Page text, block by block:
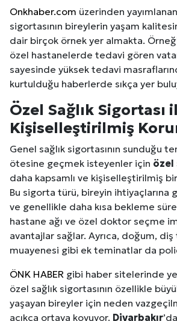
Onkhaber.com üzerinden
sigortasının bireylerin yaşam
dair birçok örnek yer almakta.
özel hastanelerde tedavi gören
sayesinde yüksek tedavi
kurtulduğu haberlerde sıkça yer
Özel Sağlık Sigortası
Kişiselleştirilmiş
Genel sağlık sigortasının sunduğu
ötesine geçmek isteyenler için özel
daha kapsamlı ve kişiselleştirilmiş
Bu sigorta türü, bireyin ihtiyaçlarına
ve genellikle daha kısa bekleme
hastane ağı ve özel doktor seçme
avantajlar sağlar. Ayrıca, doğum,
muayenesi gibi ek teminatlar da
ÖNK HABER gibi haber sitelerinde
özel sağlık sigortasının özellikle
yaşayan bireyler için neden
açıkça ortaya koyuyor. Diyarbakır